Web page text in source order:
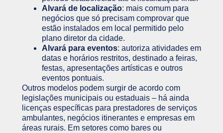
Alvará de localização: mais comum para
negócios que só precisam comprovar que
estão instalados em local permitido pelo
plano diretor da cidade.
Alvará para eventos: autoriza atividades em
datas e horários restritos, destinado a feiras,
festas, apresentações artísticas e outros
eventos pontuais.
Outros modelos podem surgir de acordo com
legislações municipais ou estaduais – há ainda
licenças específicas para prestadores de serviços
ambulantes, negócios itinerantes e empresas em
áreas rurais. Em setores como bares ou